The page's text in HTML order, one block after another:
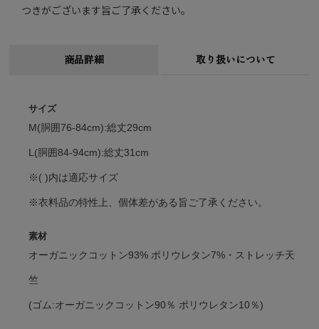
つきがございます旨ご了承ください。
商品詳細 取り扱いについて
サイズ
M(胴囲76-84cm):総丈29cm
L(胴囲84-94cm):総丈31cm
※( )内は適応サイズ
※衣料品の特性上、個体差がある旨ご了承ください。
素材
オーガニックコットン93% ポリウレタン7%・ストレッチ天
竺
(ゴム:オーガニックコットン90％ ポリウレタン10％)